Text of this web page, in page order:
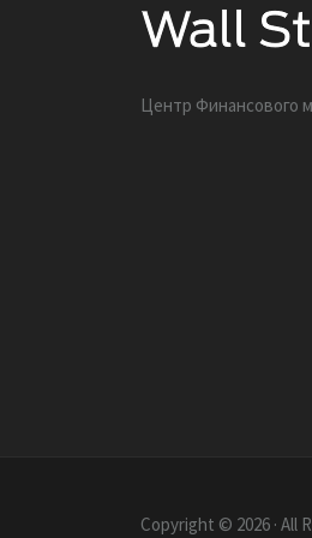
Центр Финансового
Copyright © 2026 · All